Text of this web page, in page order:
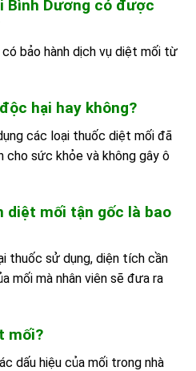
Bình Dương có được
bảo hành dịch vụ diệt mối từ
hại hay không?
các loại thuốc diệt mối đã
cho sức khỏe và không gây ô
diệt mối tận gốc là bao
thuốc sử dụng, diện tích cần
mối mà nhân viên sẽ đưa ra
mối?
dấu hiệu của mối trong nhà